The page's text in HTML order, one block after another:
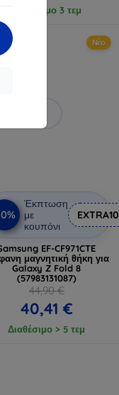
Διαθέσιμο 3 τεμ
Νέο
Έκπτωση
με
κουπόνι
EXTRA10
EF-CF971CTE
μαγνητική θήκη για
Galaxy Z Fold 8
(57983131087)
44,90 €
40,41 €
Διαθέσιμο > 5 τεμ